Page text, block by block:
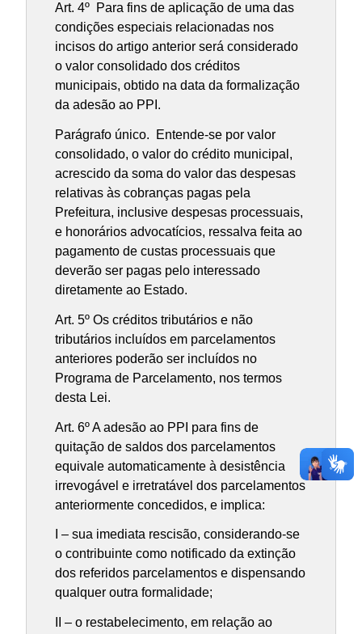
Art. 4º Para fins de aplicação de uma das
condições especiais relacionadas nos
incisos do artigo anterior será considerado
o valor consolidado dos créditos
municipais, obtido na data da formalização
da adesão ao PPI.
Parágrafo único. Entende-se por valor
consolidado, o valor do crédito municipal,
acrescido da soma do valor das despesas
relativas às cobranças pagas pela
Prefeitura, inclusive despesas processuais,
e honorários advocatícios, ressalva feita ao
pagamento de custas processuais que
deverão ser pagas pelo interessado
diretamente ao Estado.
Art. 5º Os créditos tributários e não
tributários incluídos em parcelamentos
anteriores poderão ser incluídos no
Programa de Parcelamento, nos termos
desta Lei.
Art. 6º A adesão ao PPI para fins de
quitação de saldos dos parcelamentos
equivale automaticamente à desistência
irrevogável e irretratável dos parcelamentos
anteriormente concedidos, e implica:
I – sua imediata rescisão, considerando-se
o contribuinte como notificado da extinção
dos referidos parcelamentos e dispensando
qualquer outra formalidade;
II – o restabelecimento, em relação ao